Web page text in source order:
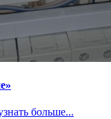
больше...